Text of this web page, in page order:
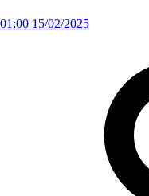
01:00 15/02/2025